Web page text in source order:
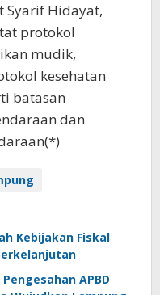
Syarif Hidayat,
protokol
mudik,
kesehatan
batasan
dan
Kebijakan Fiskal
APBD